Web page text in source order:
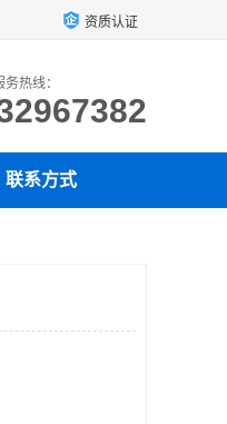
资质认证
热线：
联系方式